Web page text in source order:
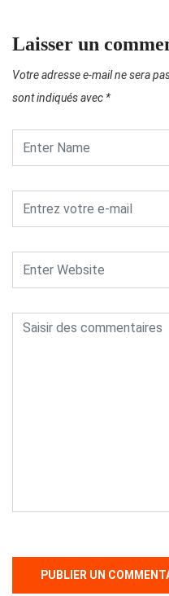
Laisser un
Votre adresse e-mail ne sera
sont indiqués avec *